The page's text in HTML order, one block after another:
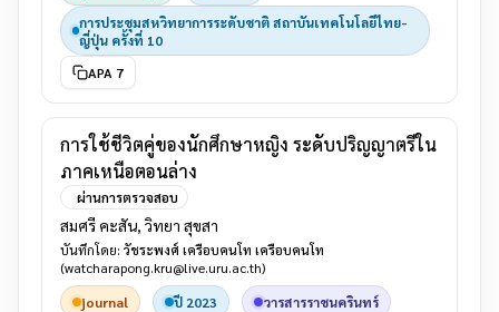
การประชุมสหวิทยาการระดับชาติ สถาบันเทคโนโลยีไทย-
ญี่ปุ่น ครั้งที่ 10
APA 7
การใช้ชีวิตคู่ของนักศึกษาหญิง ระดับปริญญาตรีใน
ภาคเหนือตอนล่าง
ผ่านการตรวจสอบ
สมศรี คะสัน, วิทยา สุขสา
บันทึกโดย: วัชระพงศ์ เครือบคนโท เครือบคนโท
(watcharapong.kru@live.uru.ac.th)
journal
ปี 2023
วารสารราชนครินทร์